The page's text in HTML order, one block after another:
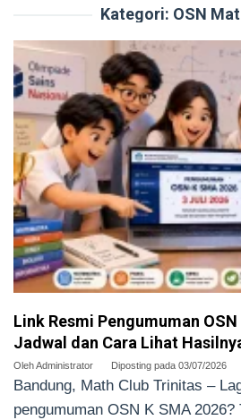
Kategori: OSN
Link Resmi Pengumuman
Jadwal dan Cara Lihat
OlehAdministrator Diposting pada 03/07/2026
Bandung, Math Club Trinitas –
pengumuman OSN K SMA 2026?